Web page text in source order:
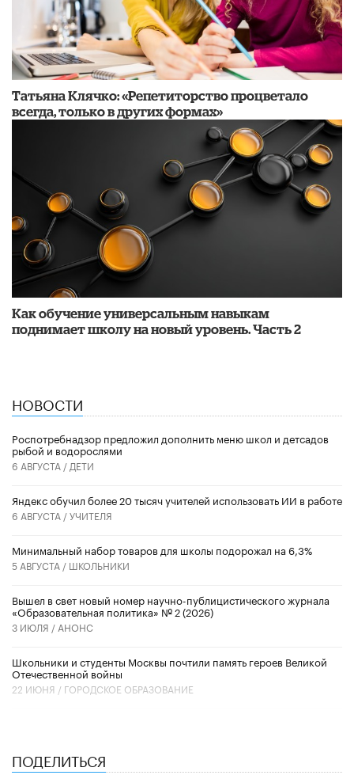
​Татьяна Клячко: «Репетиторство процветало
всегда, только в других формах»
​Как обучение универсальным навыкам
поднимает школу на новый уровень. Часть 2
НОВОСТИ
Роспотребнадзор предложил дополнить меню школ и детсадов
рыбой и водорослями
6 АВГУСТА / ДЕТИ
​Яндекс обучил более 20 тысяч учителей использовать ИИ в работе
6 АВГУСТА /УЧИТЕЛЯ
Минимальный набор товаров для школы подорожал на 6,3%
5 АВГУСТА / ШКОЛЬНИКИ
Вышел в свет новый номер научно-публицистического журнала
«Образовательная политика» № 2 (2026)
3 ИЮЛЯ / АНОНС
Школьники и студенты Москвы почтили память героев Великой
Отечественной войны
22 ИЮНЯ / ГОРОДСКОЕ ОБРАЗОВАНИЕ
ПОДЕЛИТЬСЯ